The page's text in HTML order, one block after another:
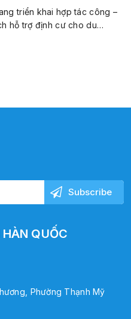
triển khai hợp tác công –
hỗ trợ định cư cho du…
QUỐC
Phường Thạnh Mỹ